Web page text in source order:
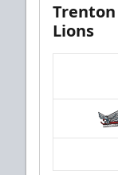
Trenton
Lions